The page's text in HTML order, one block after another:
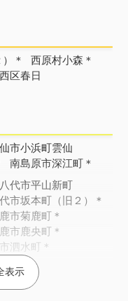
＊
西原村小森＊
区春日
市小浜町雲仙
南島原市深江町＊
八代市平山新町
市坂本町（旧２）＊
市菊鹿町＊
市鹿央町＊
泗水町＊
＊ 玉東町木葉＊
引水＊
表示